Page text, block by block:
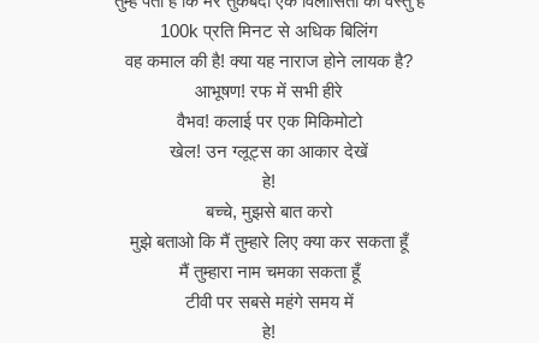
100k प्रति मिनट से अधिक बिलिंग
वह कमाल की है! क्या यह नाराज होने लायक है?
आभूषण! रफ में सभी हीरे
वैभव! कलाई पर एक मिकिमोटो
खेल! उन ग्लूट्स का आकार देखें
हे!
बच्चे, मुझसे बात करो
मुझे बताओ कि मैं तुम्हारे लिए क्या कर सकता हूँ
मैं तुम्हारा नाम चमका सकता हूँ
टीवी पर सबसे महंगे समय में
हे!